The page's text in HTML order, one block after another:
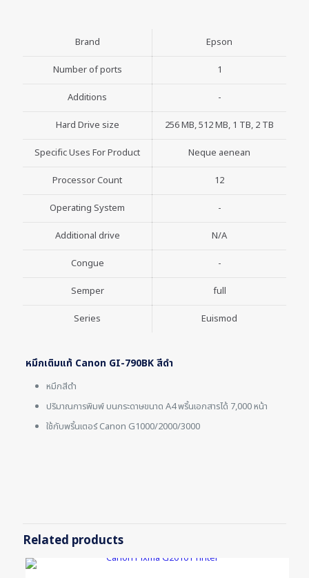
Brand
Epson
Number of ports
1
Additions
-
Hard Drive size
256 MB, 512 MB, 1 TB, 2 TB
Specific Uses For Product
Neque aenean
Processor Count
12
Operating System
-
Additional drive
N/A
Congue
-
Semper
full
Series
Euismod
หมึกเติมแท้ Canon GI-790BK สีดำ
หมึกสีดำ
ปริมาณการพิมพ์ บนกระดาษขนาด A4 พริ้นเอกสารได้ 7,000 หน้า
ใช้กับพริ้นเตอร์ Canon G1000/2000/3000
Canon GI-790BK สีดำ”
Your email address will not be published. Required fields are
Related products